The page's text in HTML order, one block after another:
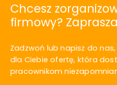
Chcesz
firmowy?
Zadzwoń lub napisz do
dla Ciebie ofertę, która
pracownikom